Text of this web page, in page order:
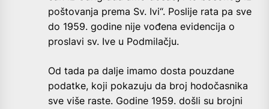
poštovanja prema Sv. Ivi“. Poslije rata pa sve
do 1959. godine nije vođena evidencija o
proslavi sv. Ive u Podmilačju.
Od tada pa dalje imamo dosta pouzdane
podatke, koji pokazuju da broj hodočasnika
sve više raste. Godine 1959. došli su brojni